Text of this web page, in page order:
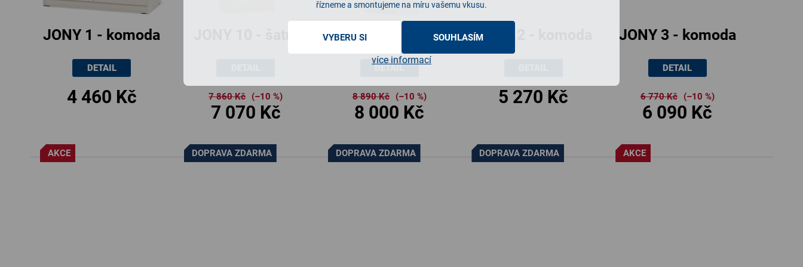
řízneme a smontujeme na míru vašemu vkusu.
VYBERU SI SOUHLASÍM
více informací
ů
JONY 1 - komoda
se zásuvkou,
80x86cm
4 460 Kč
DETAIL
skříň s policí a
80x40.5x205cm
7 070 Kč
7 860 Kč (–10 %)
JONY 11 - rohová
skříň,
8 000 Kč
8 890 Kč (–10 %)
DETAIL
JONY 2 - komoda
se zásuvkami,
5 270 Kč
JONY 3 - komoda
se zásuvkami a
dvířky, 130x86cm
6 090 Kč
6 770 Kč (–10 %)
DETAIL
AKCE DOPRAVA ZDARMA DOPRAVA ZDARMA DOPRAVA ZDARMA AKCE